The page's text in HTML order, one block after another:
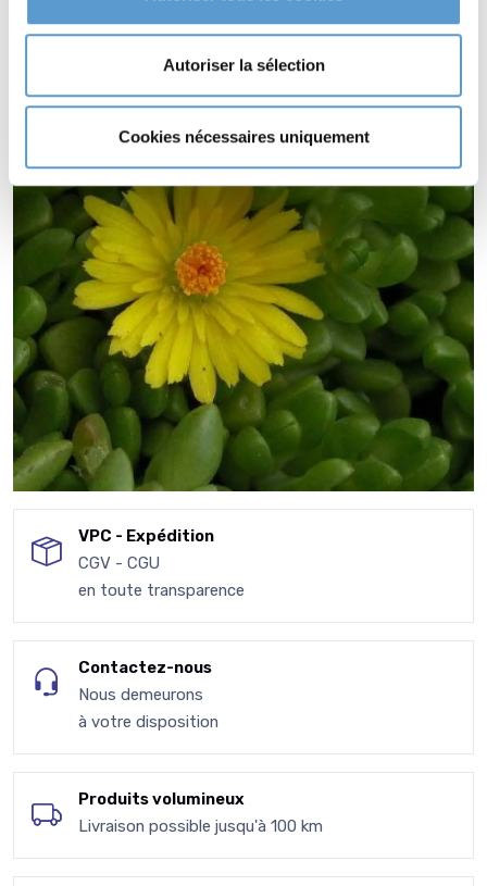
Autoriser la sélection
Cookies nécessaires uniquement
VPC - Expédition
CGV - CGU
en toute transparence
Contactez-nous
Nous demeurons
à votre disposition
Produits volumineux
Livraison possible jusqu'à 100 km